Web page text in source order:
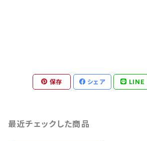
保存 シェア LINE
最近チェックした商品